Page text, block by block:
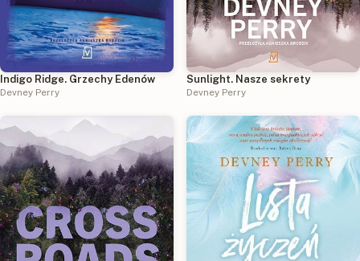
Indigo Ridge. Grzechy Edenów
Devney Perry
Sunlight. Nasze sekrety
Devney Perry